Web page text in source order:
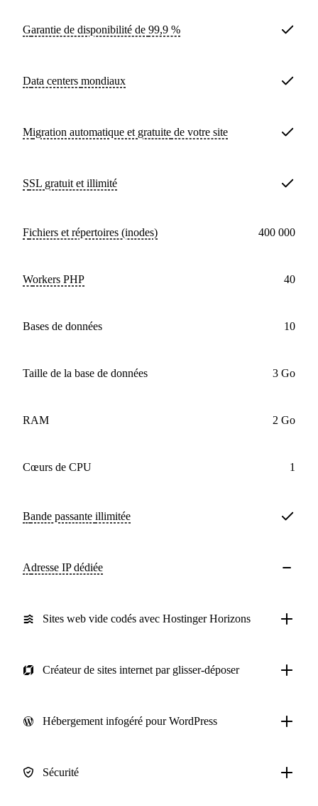
Garantie de disponibilité de 99,9 %
Data centers mondiaux
Migration automatique et gratuite de votre site
SSL gratuit et illimité
Fichiers et répertoires (inodes) 400 000
workers PHP 40
bases de données 10
Taille de la base de données 3 Go
RAM 2 Go
cœurs de CPU 1
Bande passante illimitée
Adresse IP dédiée
Sites web vide codés avec Hostinger Horizons
Créateur de sites internet par glisser-déposer
Hébergement infogéré pour WordPress
Sécurité